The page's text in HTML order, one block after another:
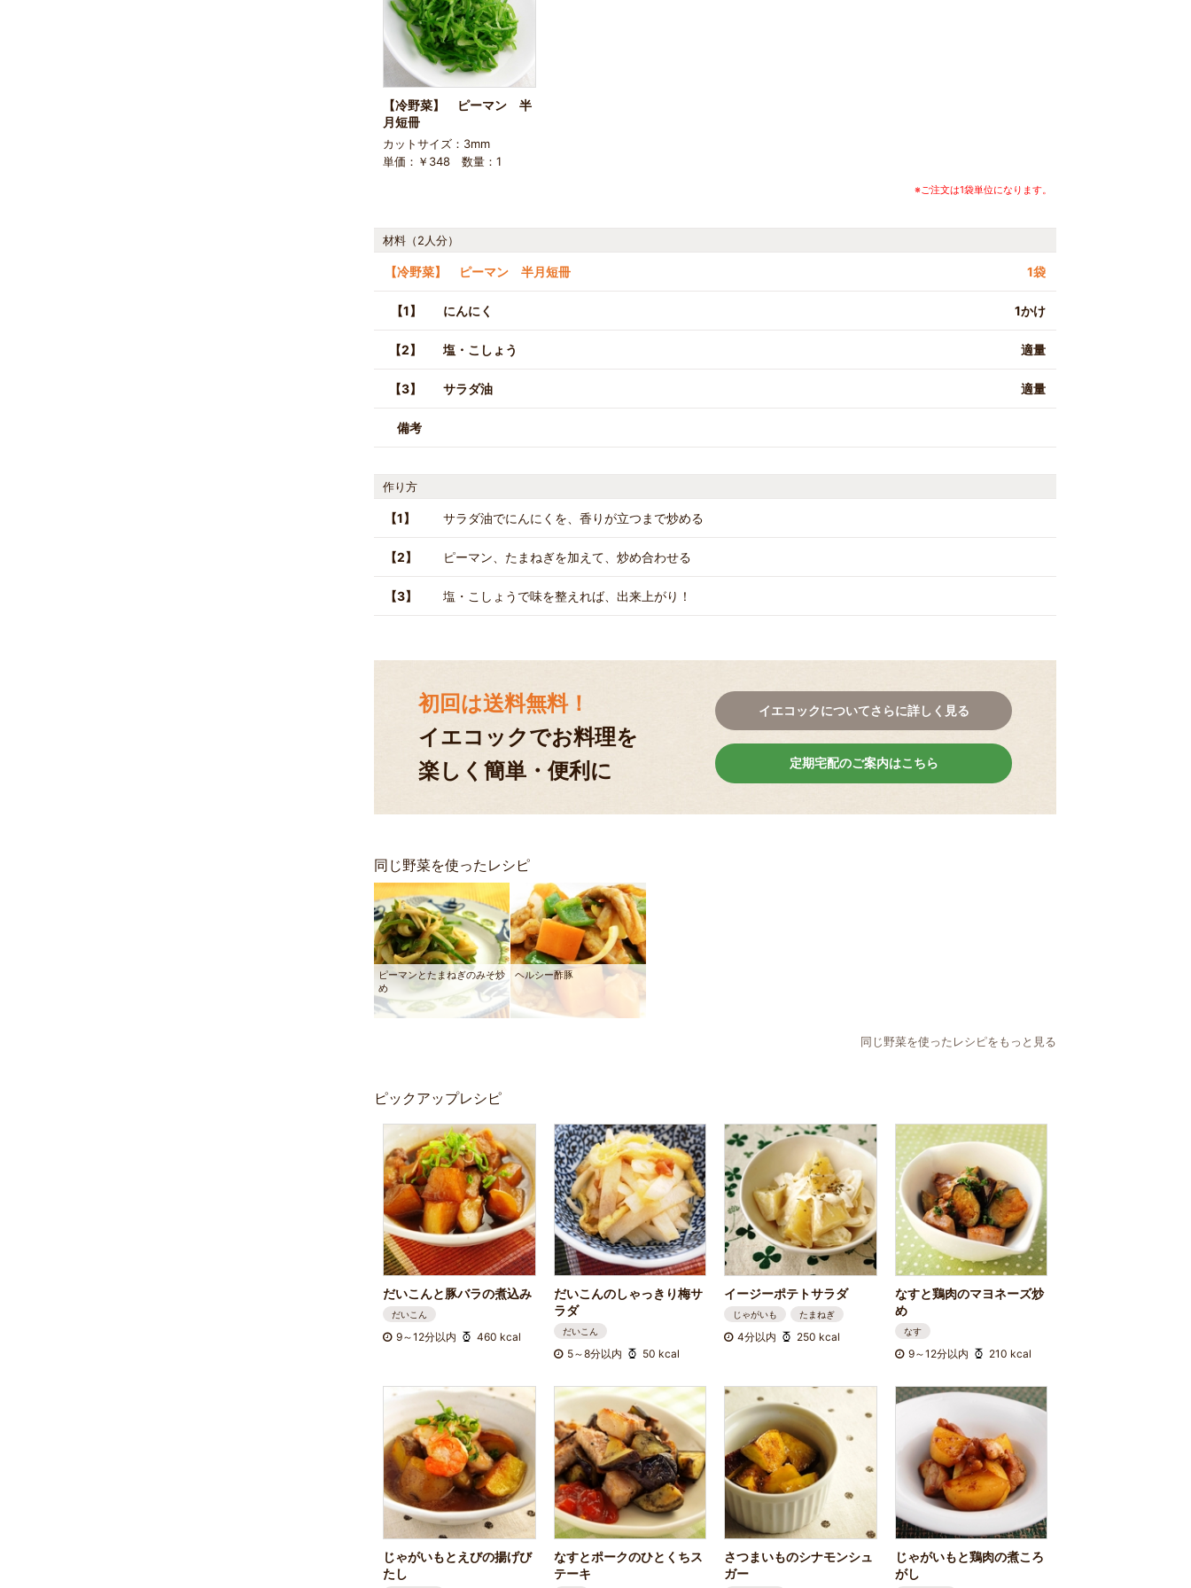
【冷野菜】 ピーマン 半
月短冊
カットサイズ：3mm
単価：￥348 数量：1
※ご注文は1袋単位になります。
材料（2人分）
【冷野菜】 ピーマン 半月短冊 1袋
【1】 にんにく 1かけ
【2】 塩・こしょう 適量
【3】 サラダ油 適量
備考
作り方
【1】 サラダ油でにんにくを、香りが立つまで炒める
【2】 ピーマン、たまねぎを加えて、炒め合わせる
【3】 塩・こしょうで味を整えれば、出来上がり！
初回は送料無料！
イエコックでお料理を
楽しく簡単・便利に
イエコックについてさらに詳しく見る
定期宅配のご案内はこちら
同じ野菜を使ったレシピ
ピーマンとたまねぎのみそ炒
め
ヘルシー酢豚
同じ野菜を使ったレシピをもっと見る
ピックアップレシピ
だいこんと豚バラの煮込み
だいこん
9～12分以内 460 kcal
だいこんのしゃっきり梅サ
ラダ
だいこん
5～8分以内 50 kcal
イージーポテトサラダ
じゃがいも たまねぎ
4分以内 250 kcal
なすと鶏肉のマヨネーズ炒
め
なす
9～12分以内 210 kcal
じゃがいもとえびの揚げび
たし
なすとポークのひとくちス
テーキ
さつまいものシナモンシュ
ガー
じゃがいもと鶏肉の煮ころ
がし